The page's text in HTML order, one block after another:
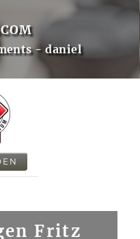
- daniel
Fritz